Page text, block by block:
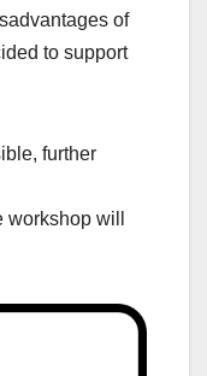
of
to support
further
workshop will